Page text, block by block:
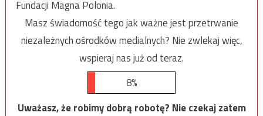
Fundacji Magna Polonia.
Masz świadomość tego jak ważne jest przetrwanie
niezależnych ośrodków medialnych? Nie zwlekaj więc,
wspieraj nas już od teraz.
8%
Uważasz, że robimy dobrą robotę? Nie czekaj zatem